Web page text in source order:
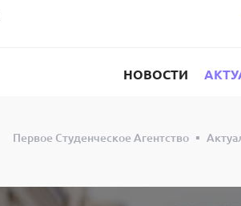
НОВОСТИ
Первое Студенческое Агентство